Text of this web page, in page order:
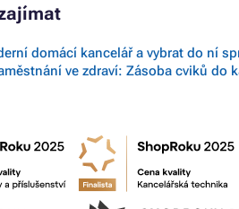
domácí kancelář a vybrat do ní
ve zdraví: Zásoba cviků do